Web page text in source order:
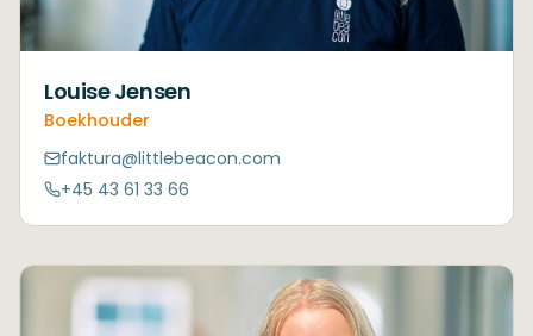
Louise Jensen
Boekhouder
faktura@littlebeacon.com
+45 43 61 33 66